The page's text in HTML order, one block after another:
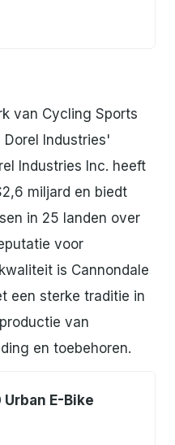
van Cycling Sports
Industries'
Industries Inc. heeft
miljard en biedt
in 25 landen over
voor
is Cannondale
een sterke traditie in
van
en toebehoren.
E-Bike